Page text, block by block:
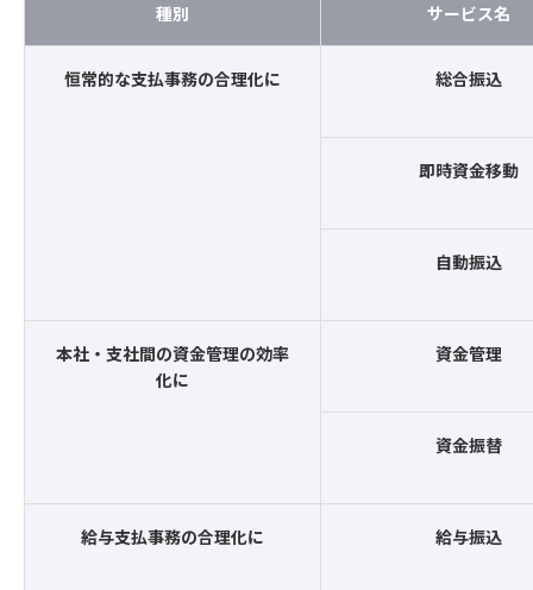
種別 サービス名
恒常的な支払事務の合理化に 総合振込
即時資金移動
自動振込
本社・支社間の資金管理の効率
化に
資金管理
資金振替
給与支払事務の合理化に 給与振込